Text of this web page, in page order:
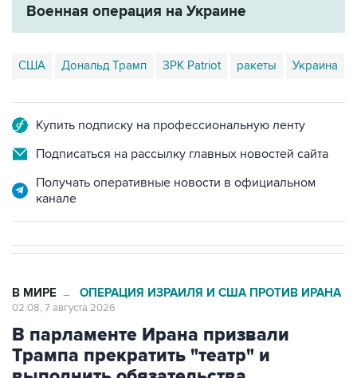
Военная операция на Украине
США Дональд Трамп ЗРК Patriot ракеты Украина
Купить подписку на профессиональную ленту
Подписаться на рассылку главных новостей сайта
Получать оперативные новости в официальном
канале
В МИРЕ → ОПЕРАЦИЯ ИЗРАИЛЯ И США ПРОТИВ ИРАНА
02:08, 7 августа 2026
В парламенте Ирана призвали
Трампа прекратить "театр" и